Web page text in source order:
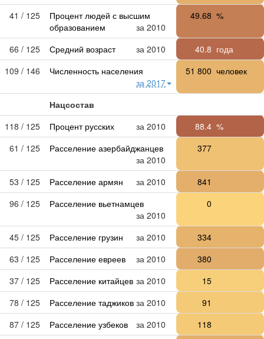
41 / 125
Процент людей с высшим
образованием
за 2010
49.68 %
66 / 125 Средний возраст за 2010 40.8 года
109 / 146
Численность населения
за 2017
51 800 человек
Нацсостав
118 / 125
Процент русских за 2010 88.4 %
61 / 125
Расселение азербайджанцев
за 2010
377
53 / 125 Расселение армян за 2010
841
96 / 125
Расселение вьетнамцев
за 2010
0
45 / 125 Расселение грузин за 2010
334
63 / 125
Расселение евреев за 2010
380
37 / 125
Расселение китайцев за 2010
15
78 / 125
Расселение таджиков за 2010
91
87 / 125
Расселение узбеков за 2010
118